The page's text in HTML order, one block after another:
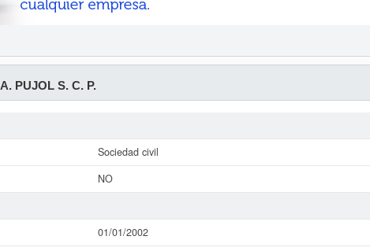
A. PUJOL S. C. P.
Sociedad civil
NO
01/01/2002